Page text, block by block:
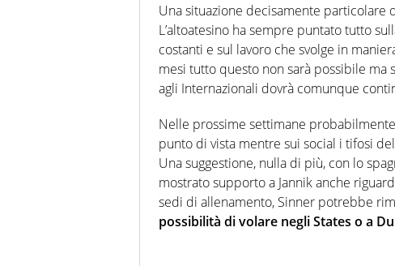
Una situazione decisamente particolare
L’altoatesino ha sempre puntato tutto
costanti e sul lavoro che svolge in
mesi tutto questo non sarà possibile ma
agli Internazionali dovrà comunque
Nelle prossime settimane
punto di vista mentre sui social i tifosi
Una suggestione, nulla di più, con lo
mostrato supporto a Jannik anche
sedi di allenamento, Sinner potrebbe
possibilità di volare negli States o a